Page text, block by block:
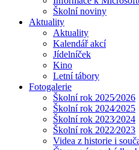
Školní noviny
Aktuality
Aktuality
Kalendář akcí
Jídelníček
Kino
Letní tábory
Fotogalerie
Školní rok 2025⁄2026
Školní rok 2024⁄2025
Školní rok 2023⁄2024
Školní rok 2022⁄2023
Videa z historie i